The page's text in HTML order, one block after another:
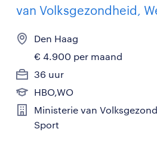
van Volksgezondheid,
Den Haag
€ 4.900 per maand
36 uur
HBO,WO
Ministerie van
Sport